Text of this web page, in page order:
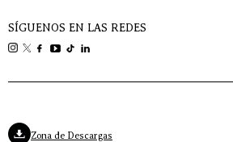
SÍGUENOS EN LAS REDES
Zona de Descargas